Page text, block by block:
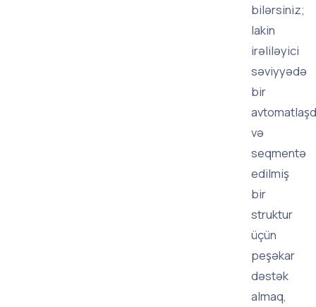
bilərsiniz;
lakin
irəliləyici
səviyyədə
bir
və
seqmentə
edilmiş
bir
struktur
üçün
peşəkar
dəstək
almaq,